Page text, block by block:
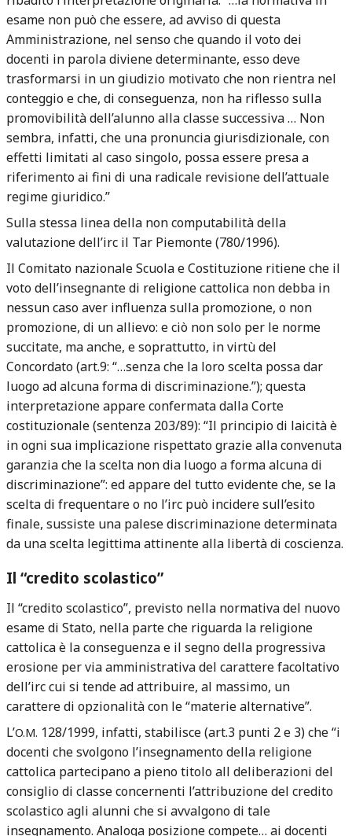
esame non può che essere, ad avviso di questa
Amministrazione, nel senso che quando il voto dei
docenti in parola diviene determinante, esso deve
trasformarsi in un giudizio motivato che non rientra nel
conteggio e che, di conseguenza, non ha riflesso sulla
promovibilità dell’alunno alla classe successiva … Non
sembra, infatti, che una pronuncia giurisdizionale, con
effetti limitati al caso singolo, possa essere presa a
riferimento ai fini di una radicale revisione dell’attuale
regime giuridico.”
Sulla stessa linea della non computabilità della
valutazione dell’irc il Tar Piemonte (780/1996).
Il Comitato nazionale Scuola e Costituzione ritiene che il
voto dell’insegnante di religione cattolica non debba in
nessun caso aver influenza sulla promozione, o non
promozione, di un allievo: e ciò non solo per le norme
succitate, ma anche, e soprattutto, in virtù del
Concordato (art.9: “…senza che la loro scelta possa dar
luogo ad alcuna forma di discriminazione.”); questa
interpretazione appare confermata dalla Corte
costituzionale (sentenza 203/89): “Il principio di laicità è
in ogni sua implicazione rispettato grazie alla convenuta
garanzia che la scelta non dia luogo a forma alcuna di
discriminazione”: ed appare del tutto evidente che, se la
scelta di frequentare o no l’irc può incidere sull’esito
finale, sussiste una palese discriminazione determinata
da una scelta legittima attinente alla libertà di coscienza.
Il “credito scolastico”
Il “credito scolastico”, previsto nella normativa del nuovo
esame di Stato, nella parte che riguarda la religione
cattolica è la conseguenza e il segno della progressiva
erosione per via amministrativa del carattere facoltativo
dell’irc cui si tende ad attribuire, al massimo, un
carattere di opzionalità con le “materie alternative”.
L’O.M. 128/1999, infatti, stabilisce (art.3 punti 2 e 3) che “i
docenti che svolgono l’insegnamento della religione
cattolica partecipano a pieno titolo all deliberazioni del
consiglio di classe concernenti l’attribuzione del credito
scolastico agli alunni che si avvalgono di tale
insegnamento. Analoga posizione compete… ai docenti